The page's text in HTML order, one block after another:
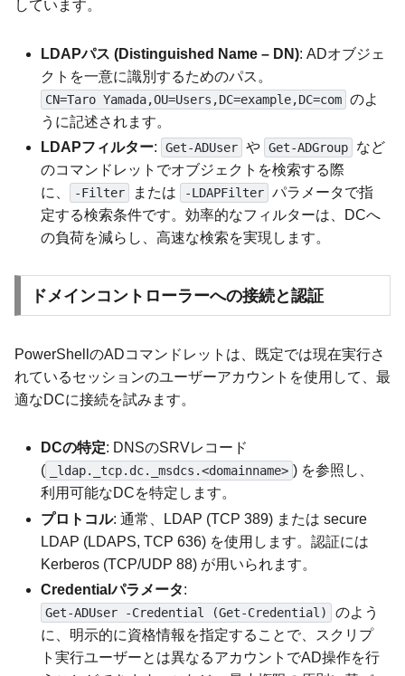
しています。
LDAPパス (Distinguished Name – DN): ADオブジェ
クトを一意に識別するためのパス。
CN=Taro Yamada,OU=Users,DC=example,DC=com のよ
うに記述されます。
LDAPフィルター: Get-ADUser や Get-ADGroup
など
のコマンドレットでオブジェクトを検索する際
に、
-Filter または -LDAPFilter パラメータで指
定する検索条件です。効率的なフィルターは、DCへ
の負荷を減らし、高速な検索を実現します。
ドメインコントローラーへの接続と認証
PowerShellのADコマンドレットは、既定では現在実行さ
れているセッションのユーザーアカウントを使用して、最
適なDCに接続を試みます。
DCの特定: DNSのSRVレコード
(
_ldap._tcp.dc._msdcs.<domainname> ) を参照し、
利用可能なDCを特定します。
プロトコル: 通常、LDAP (TCP 389) または secure
LDAP (LDAPS, TCP 636) を使用します。認証には
Kerberos (TCP/UDP 88) が用いられます。
Credentialパラメータ:
Get-ADUser -Credential (Get-Credential)
のよう
に、明示的に資格情報を指定することで、スクリプ
ト実行ユーザーとは異なるアカウントでAD操作を行